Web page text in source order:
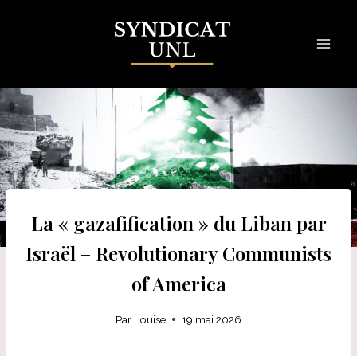
La « gazafification » du Liban par
Israël – Revolutionary Communists
of America
Par Louise 19 mai 2026